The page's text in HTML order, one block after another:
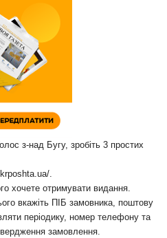
з-над Бугу, зробіть 3 простих
.
хочете отримувати видання.
вкажіть ПІБ замовника, поштову
періодику, номер телефону та
замовлення.